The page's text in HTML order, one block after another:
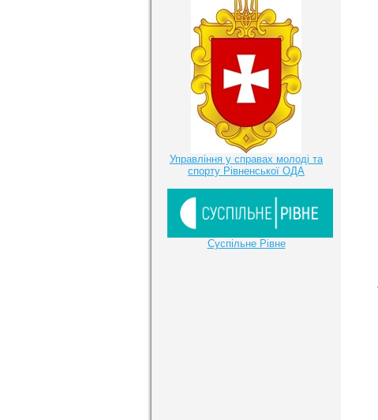
Управління у справах молоді та
спорту Рівненської ОДА
Суспільне Рівне